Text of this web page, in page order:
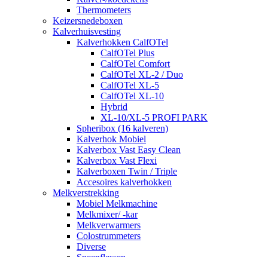
Thermometers
Keizersnedeboxen
Kalverhuisvesting
Kalverhokken CalfOTel
CalfOTel Plus
CalfOTel Comfort
CalfOTel XL-2 / Duo
CalfOTel XL-5
CalfOTel XL-10
Hybrid
XL-10/XL-5 PROFI PARK
Spheribox (16 kalveren)
Kalverhok Mobiel
Kalverbox Vast Easy Clean
Kalverbox Vast Flexi
Kalverboxen Twin / Triple
Accesoires kalverhokken
Melkverstrekking
Mobiel Melkmachine
Melkmixer/ -kar
Melkverwarmers
Colostrummeters
Diverse